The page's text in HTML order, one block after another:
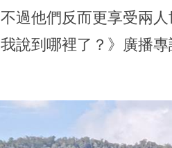
過他們反而更享受兩
說到哪裡了？》廣播